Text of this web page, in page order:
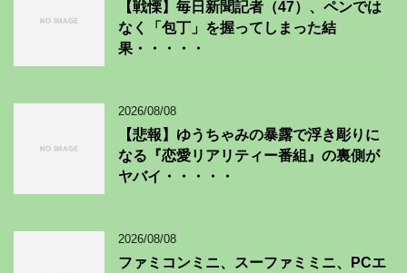
【戦慄】毎日新聞記者（47）、ペンでは
なく「包丁」を握ってしまった結
果・・・・・
2026/08/08
【悲報】ゆうちゃみの暴露で浮き彫りに
なる『恋愛リアリティー番組』の裏側が
ヤバイ・・・・・
2026/08/08
ファミコンミニ、スーファミミニ、PCエ